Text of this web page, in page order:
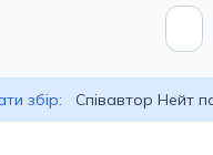
збір: Співавтор Нейт